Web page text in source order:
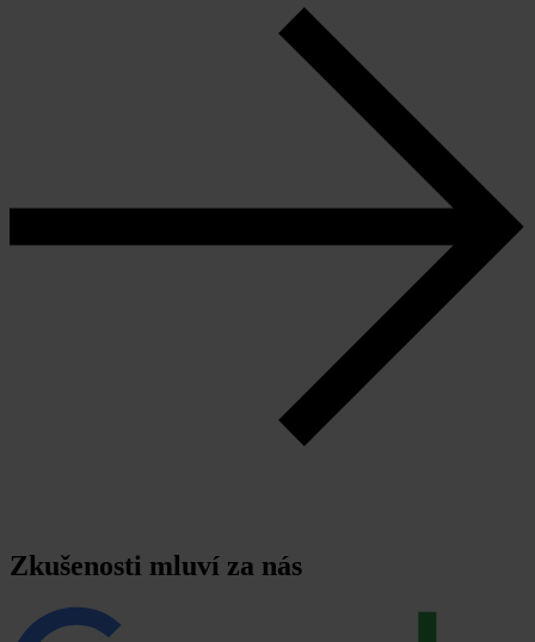
Zkušenosti mluví za nás